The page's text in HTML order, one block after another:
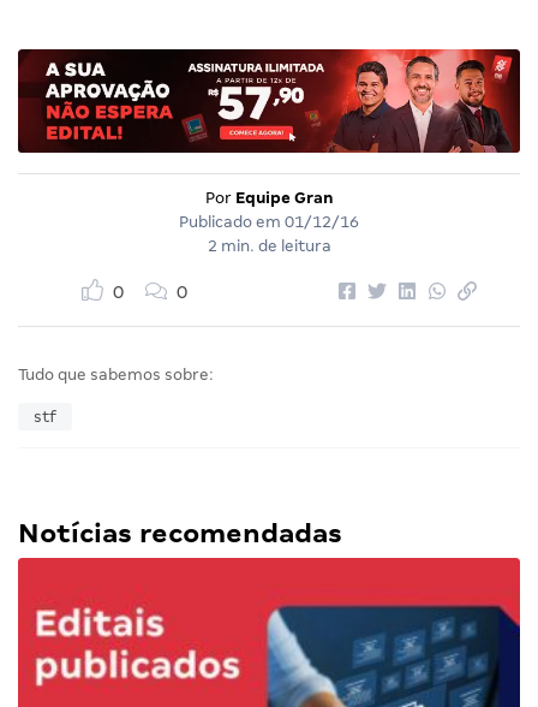
Por Equipe Gran
Publicado em 01/12/16
2 min. de leitura
0 0
Tudo que sabemos sobre:
stf
Notícias recomendadas